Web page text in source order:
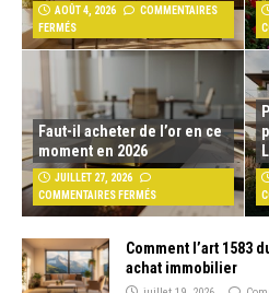
AOÛT 4, 2026
COMMENTAIRES
FERMÉS
Faut-il acheter de l’or en ce
moment en 2026
JUILLET 27, 2026
COMMENTAIRES FERMÉS
Comment l’art 1583
achat immobilier